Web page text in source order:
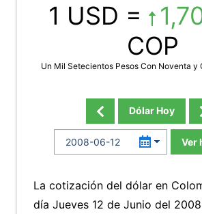
1 USD =
COP
Un Mil Setecientos Pesos Con Noventa y
Dólar Hoy
Ver
La cotización del dólar en
día Jueves 12 de Junio del